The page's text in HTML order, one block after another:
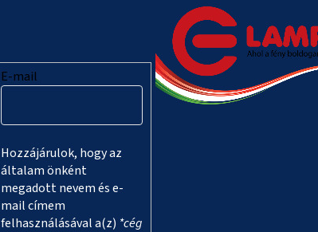
E-mail
Hozzájárulok, hogy az
általam önként
megadott nevem és e-
mail címem
felhasználásával a(z) *cég